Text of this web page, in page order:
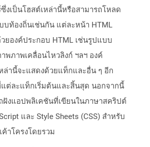
ซึ่งเป็นโฮสต์เหล่านี้หรือสามารถโหลด
บท้องถิ่นเช่นกัน แต่ละหน้า HTML
ยองค์ประกอบ HTML เช่นรูปแบบ
พภาพเคลื่อนไหวลิงก์ ฯลฯ องค์
ล่านี้จะแสดงด้วยแท็กและอื่น ๆ อีก
ต่ละแท็กเริ่มต้นและสิ้นสุด นอกจากนี้
ฝังแอปพลิเคชันที่เขียนในภาษาสคริปต์
และ Style Sheets (CSS) สำหรับ
ค้าโครงโดยรวม